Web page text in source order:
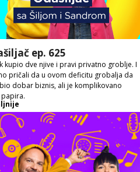
ep. 625
kupio dve njive i pravi privatno groblje. I
pričali da u ovom deficitu grobalja da
dobar biznis, ali je komplikovano